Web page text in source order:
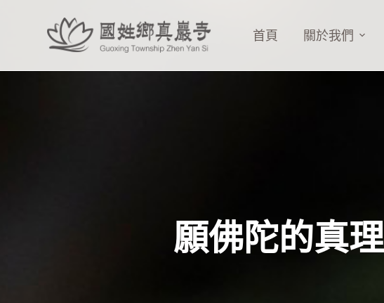
要
首頁 關於我們
願佛陀的真